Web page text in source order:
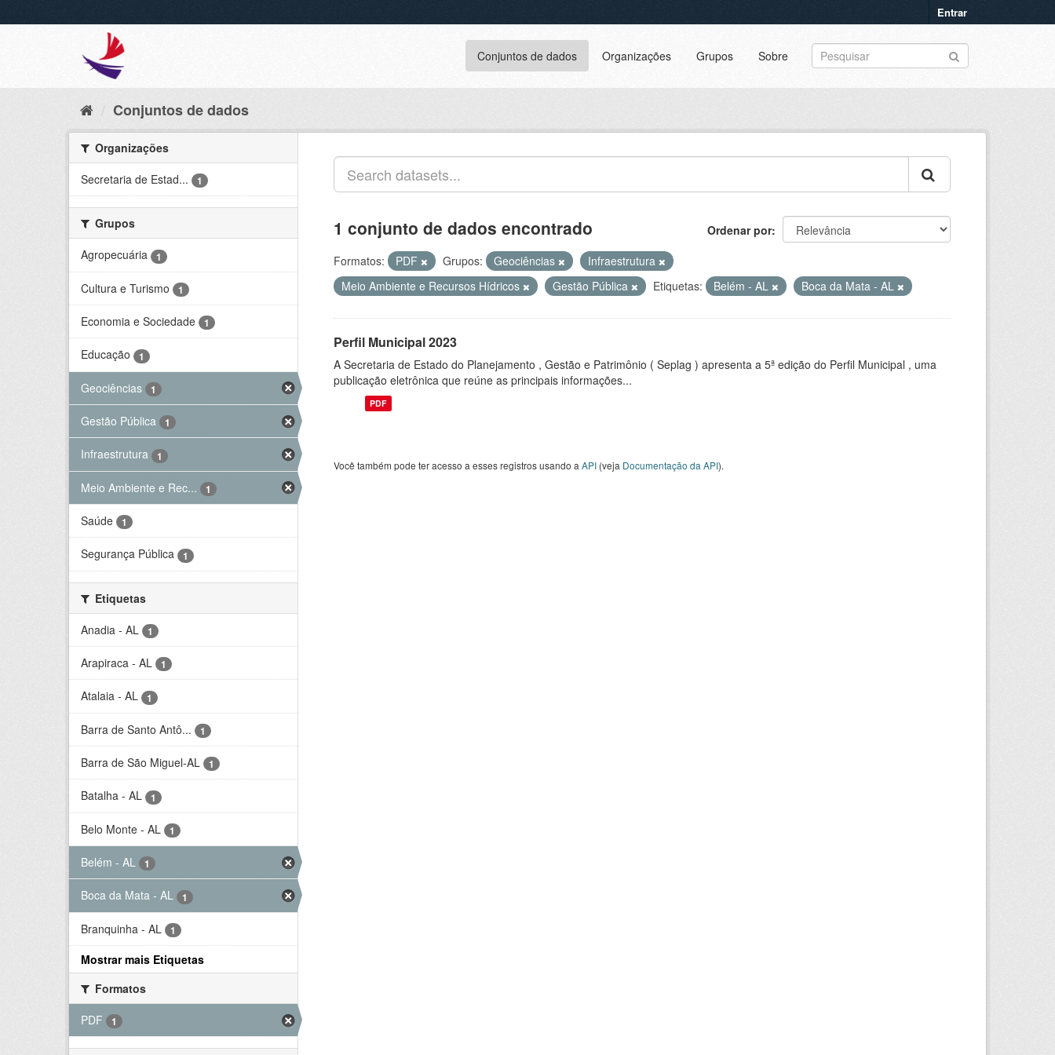
Entrar
Conjuntos de dados Organizações Grupos Sobre
Conjuntos de dados
Organizações
Secretaria de Estad...
1
Grupos
Agropecuária
1
Cultura e Turismo 1
Economia e Sociedade 1
Educação 1
Geociências 1
Gestão Pública 1
Infraestrutura 1
Meio Ambiente e Rec... 1
Saúde 1
Segurança Pública 1
Etiquetas
Anadia - AL
1
Arapiraca - AL 1
Atalaia - AL 1
Barra de Santo Antô... 1
Barra de São Miguel-AL 1
Batalha - AL 1
Belo Monte - AL 1
Belém - AL 1
Boca da Mata - AL 1
Branquinha - AL 1
Mostrar mais Etiquetas
Formatos
PDF
1
Ordenar por
1 conjunto de dados encontrado
Formatos: PDF Grupos: Geociências
Infraestrutura
Meio Ambiente e Recursos Hídricos
Gestão Pública Etiquetas: Belém - AL Boca da Mata - AL
Perfil Municipal 2023
A Secretaria de Estado do Planejamento , Gestão e Patrimônio ( Seplag ) apresenta a 5ª edição do Perfil Municipal , uma
publicação eletrônica que reúne as principais informações...
PDF
Você também pode ter acesso a esses registros usando a API (veja Documentação da API).